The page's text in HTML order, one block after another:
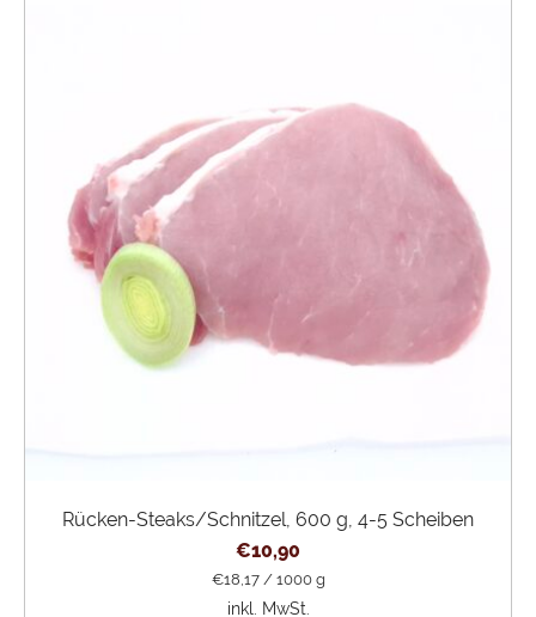
Rücken-Steaks/Schnitzel, 600 g, 4-5 Scheiben
€10,90
€18,17/ 1000 g
inkl. MwSt.